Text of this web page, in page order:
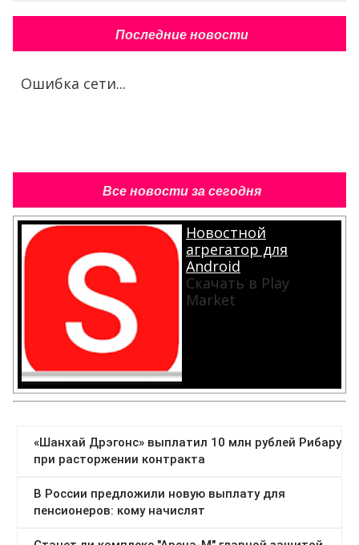
Последние новости
Ошибка сети...
Все новости за сегодня
Новостной
агрегатор для
Android
Скачать в Play
Market